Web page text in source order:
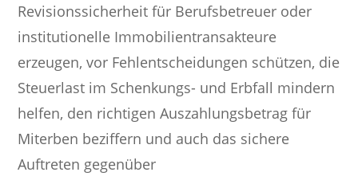
Revisionssicherheit für Berufsbetreuer oder
institutionelle Immobilientransakteure
erzeugen, vor Fehlentscheidungen schützen, die
Steuerlast im Schenkungs- und Erbfall mindern
helfen, den richtigen Auszahlungsbetrag für
Miterben beziffern und auch das sichere
Auftreten gegenüber